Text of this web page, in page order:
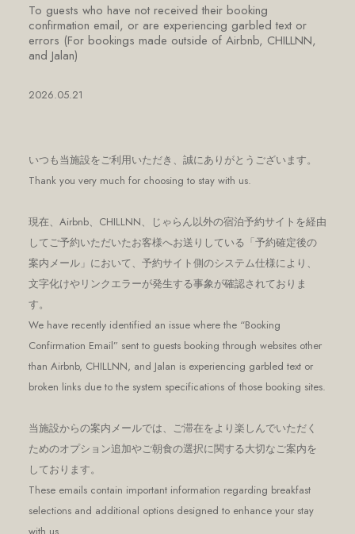
To guests who have not received their booking
confirmation email, or are experiencing garbled text or
errors (For bookings made outside of Airbnb, CHILLNN,
and Jalan)
2026.05.21
いつも当施設をご利用いただき、誠にありがとうございます。
Thank you very much for choosing to stay with us.
現在、Airbnb、CHILLNN、じゃらん以外の宿泊予約サイトを経由
してご予約いただいたお客様へお送りしている「予約確定後の
案内メール」において、予約サイト側のシステム仕様により、
文字化けやリンクエラーが発生する事象が確認されておりま
す。
We have recently identified an issue where the “Booking
Confirmation Email” sent to guests booking through websites other
than Airbnb, CHILLNN, and Jalan is experiencing garbled text or
broken links due to the system specifications of those booking sites.
当施設からの案内メールでは、ご滞在をより楽しんでいただく
ためのオプション追加やご朝食の選択に関する大切なご案内を
しております。
These emails contain important information regarding breakfast
selections and additional options designed to enhance your stay